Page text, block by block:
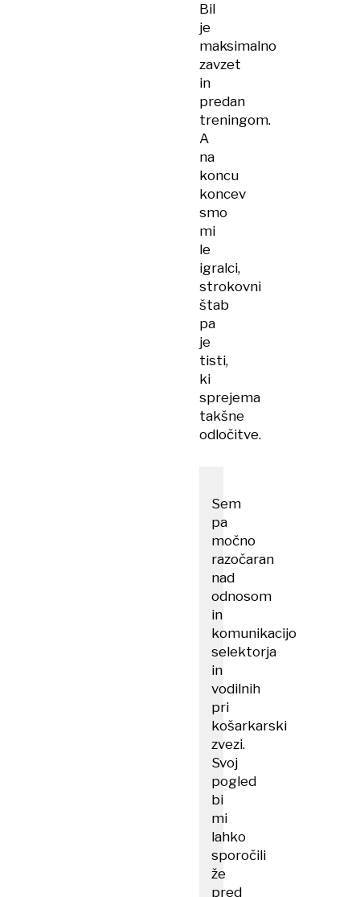
Bil
je
maksimalno
zavzet
in
predan
treningom.
A
na
koncu
koncev
smo
mi
le
igralci,
strokovni
štab
pa
je
tisti,
ki
sprejema
takšne
odločitve.
Sem
pa
močno
razočaran
nad
odnosom
in
komunikacijo
selektorja
in
vodilnih
pri
košarkarski
zvezi.
Svoj
pogled
bi
mi
lahko
sporočili
že
pred